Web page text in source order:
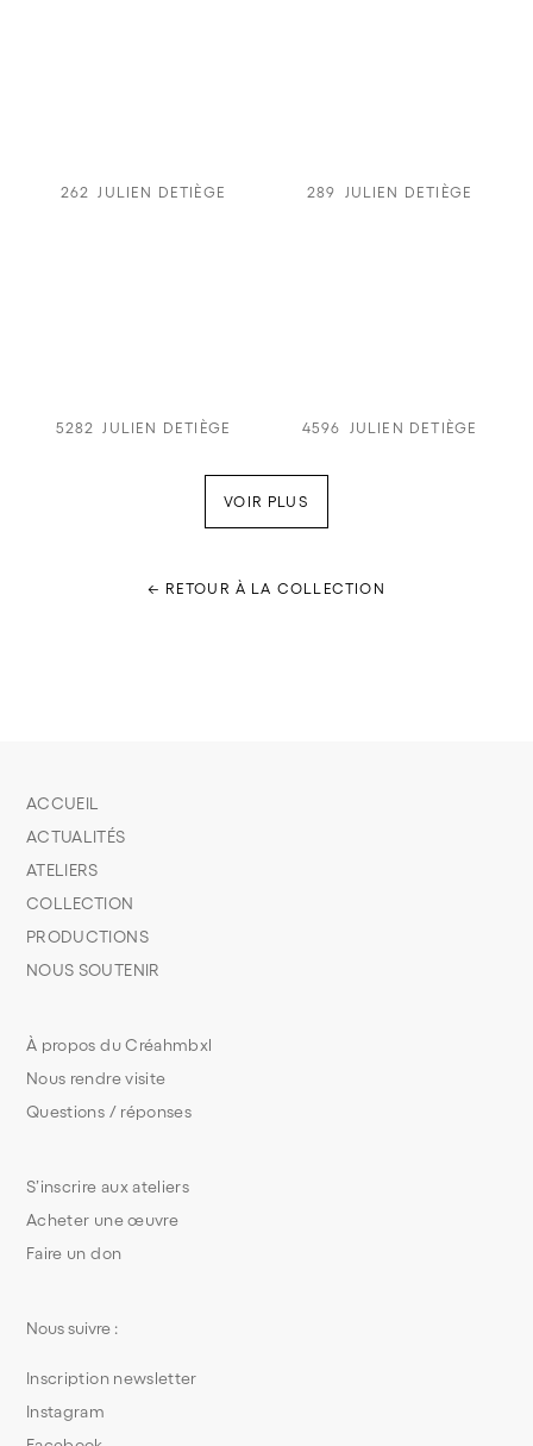
262 JULIEN DETIÈGE 289 JULIEN DETIÈGE
5282 JULIEN DETIÈGE 4596 JULIEN DETIÈGE
VOIR PLUS
← RETOUR À LA COLLECTION
S’inscrire aux ateliers
Acheter une œuvre
Faire un don
À propos du Créahmbxl
Nous rendre visite
Questions / réponses
ACCUEIL
ACTUALITÉS
ATELIERS
COLLECTION
PRODUCTIONS
NOUS SOUTENIR
Nous suivre :
Inscription newsletter
Instagram